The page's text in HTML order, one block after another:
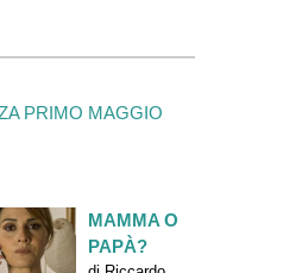
PRIMO MAGGIO
MAMMA O
PAPÀ?